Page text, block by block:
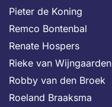
Pieter de Koning
Remco Bontenbal
Renate Hospers
Rieke van Wijngaarden
Robby van den Broek
Roeland Braaksma